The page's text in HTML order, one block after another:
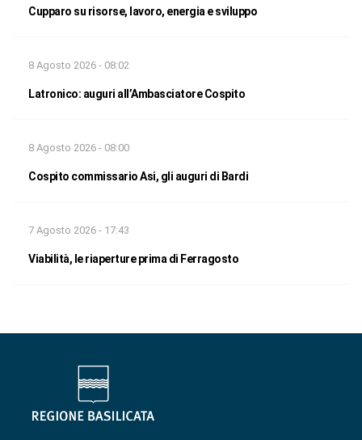
Cupparo su risorse, lavoro, energia e sviluppo
8 Agosto 2026 - 08:02
Latronico: auguri all’Ambasciatore Cospito
8 Agosto 2026 - 08:00
Cospito commissario Asi, gli auguri di Bardi
7 Agosto 2026 - 17:43
Viabilità, le riaperture prima di Ferragosto